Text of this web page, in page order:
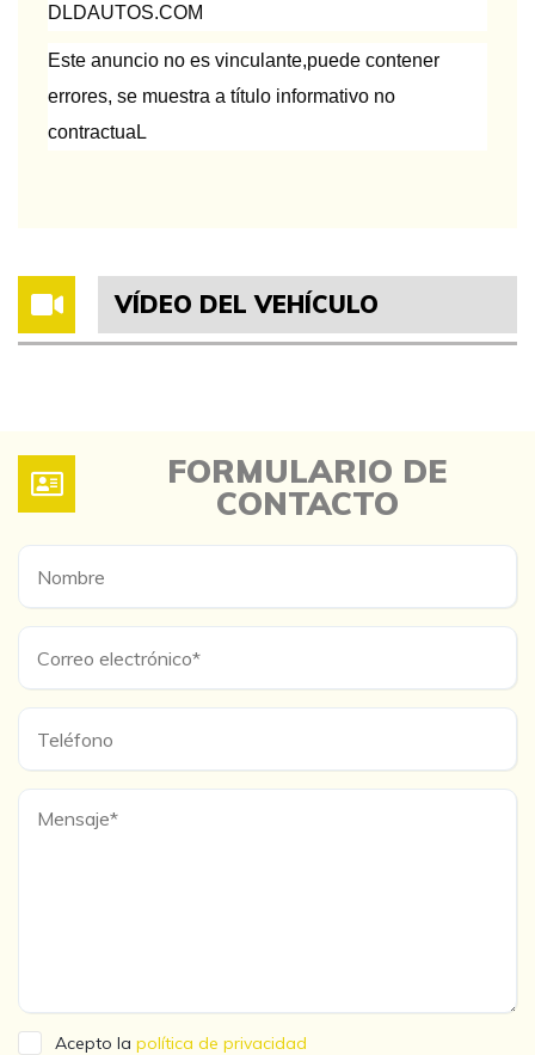
DLDAUTOS.COM
Este anuncio no es vinculante,puede contener
errores, se muestra a título informativo no
contractuaL
VÍDEO DEL VEHÍCULO
FORMULARIO DE
CONTACTO
Acepto la política de privacidad